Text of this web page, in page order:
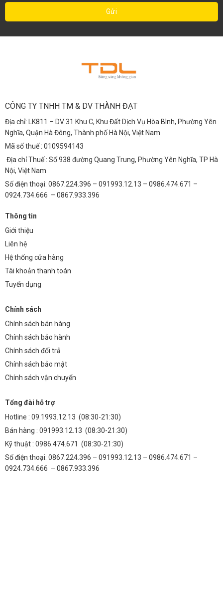
CÔNG TY TNHH TM & DV THÀNH ĐẠT
Địa chỉ: LK811 – DV 31 Khu C, Khu Đất Dịch Vụ Hòa Bình, Phường Yên
Nghĩa, Quận Hà Đông, Thành phố Hà Nội, Việt Nam
Mã số thuế : 0109594143
Địa chỉ Thuế : Số 938 đường Quang Trung, Phường Yên Nghĩa, TP Hà
Nội, Việt Nam
Số điện thoại: 0867.224.396 – 091993.12.13 – 0986.474.671 –
0924.734.666 – 0867.933.396
Thông tin
Giới thiệu
Liên hệ
Hệ thống cửa hàng
Tài khoản thanh toán
Tuyển dụng
Chính sách
Chính sách bán hàng
Chính sách bảo hành
Chính sách đổi trả
Chính sách bảo mật
Chính sách vận chuyển
Tổng đài hỗ trợ
Hotline : 09.1993.12.13 (08:30-21:30)
Bán hàng : 091993.12.13 (08:30-21:30)
Kỹ thuật : 0986.474.671 (08:30-21:30)
Số điện thoại: 0867.224.396 – 091993.12.13 – 0986.474.671 –
0924.734.666 – 0867.933.396